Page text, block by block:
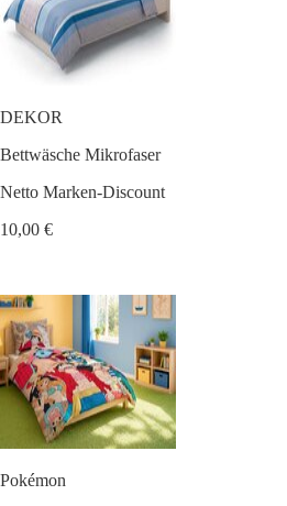
DEKOR
Bettwäsche Mikrofaser
Netto Marken-Discount
10,00 €
Pokémon